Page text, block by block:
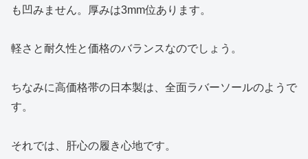
も凹みません。厚みは3mm位あります。
軽さと耐久性と価格のバランスなのでしょう。
ちなみに高価格帯の日本製は、全面ラバーソールのようで
す。
それでは、肝心の履き心地です。